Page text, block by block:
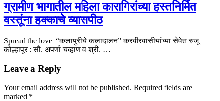
ग्रामीण भागातील महिला कारागिरांच्या हस्तनिर्मित
वस्तूंना हक्काचे व्यासपीठ
Spread the love “कलापुरीचे कलादालन” करवीरवासीयांच्या सेवेत रुजू
कोल्हापूर : सौ. अपर्णा चव्हाण व श्री. …
Leave a Reply
Your email address will not be published. Required fields are
marked *